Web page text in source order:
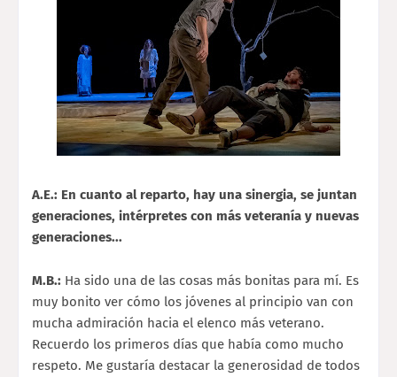
A.E.: En cuanto al reparto, hay una sinergia, se juntan
generaciones, intérpretes con más veteranía y nuevas
generaciones...
M.B.: Ha sido una de las cosas más bonitas para mí. Es
muy bonito ver cómo los jóvenes al principio van con
mucha admiración hacia el elenco más veterano.
Recuerdo los primeros días que había como mucho
respeto. Me gustaría destacar la generosidad de todos